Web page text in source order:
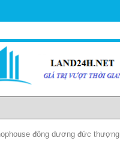
đông dương đức thượng